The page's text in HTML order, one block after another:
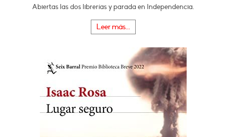
Abiertas las dos librerías y parada en Independencia.
Leer más...